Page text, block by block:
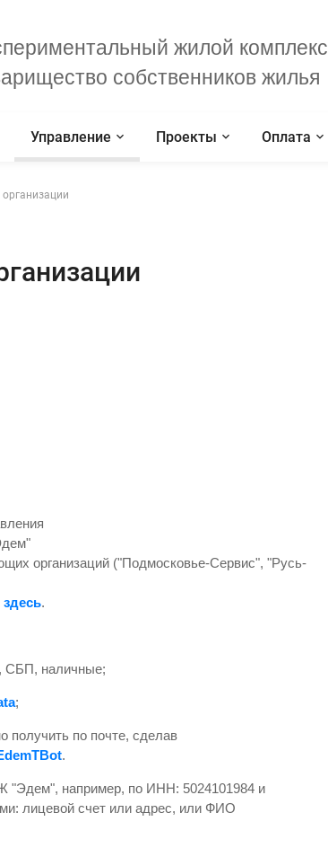
жилой комплекс
собственников жилья
Управление Проекты Оплата
организаций ("Подмосковье-Сервис", "Русь-
здесь.
СБП, наличные;
;
получить по почте, сделав
.
"Эдем", например, по ИНН: 5024101984 и
лицевой счет или адрес, или ФИО